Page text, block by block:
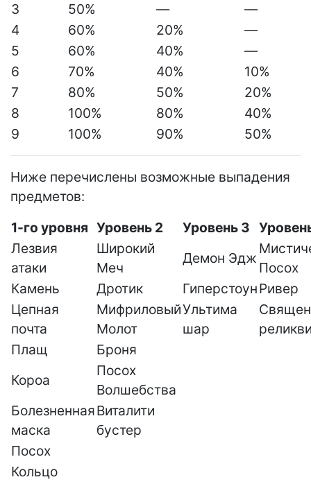
3
50% —
—
4
60% 20%
—
5
60% 40%
—
6
70% 40%
10%
7
80% 50%
20%
8
100% 80%
40%
9
100% 90% 50%
Ниже перечислены возможные выпадения
предметов:
1-го уровня Уровень 2 Уровень 3
Лезвия
атаки
Широкий
Меч
Демон Эдж
Посох
Камень
Дротик ГиперстоунРивер
Цепная
почта
Мифриловый
Молот
Ультима
шар
Плащ
Броня
Короа
Посох
Волшебства
Болезненная
маска
Виталити
бустер
Посох
Кольцо